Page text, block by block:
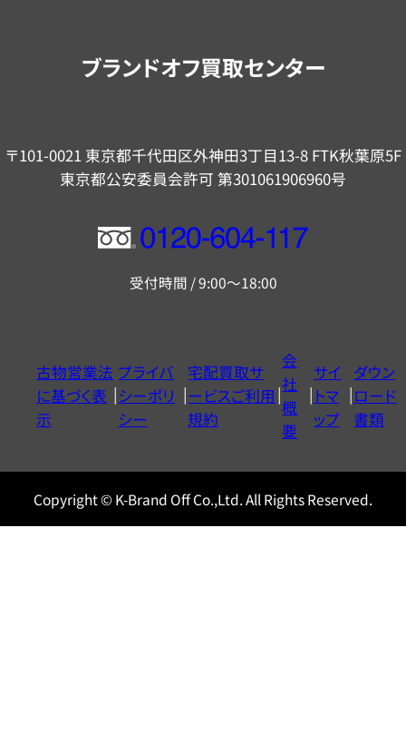
ブランドオフ買取センター
〒101-0021 東京都千代田区外神田3丁目13-8 FTK秋葉原5F
東京都公安委員会許可 第301061906960号
フ
ー
ヤ
ル
0120604117
受付時間 / 9:00～18:00
古物営業法
に基づく表
示
プライバ
シーポリ
シー
宅配買取サ
ービスご利用
規約
会
社
概
要
サイ
トマ
ップ
ダウン
ロード
書類
Copyright © K-Brand Off Co.,Ltd. All Rights Reserved.